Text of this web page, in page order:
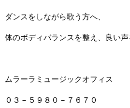
ダンスをしながら歌う方へ、
体のボディバランスを整え、良い声
ムラーラミュージックオフィス
０３－５９８０－７６７０